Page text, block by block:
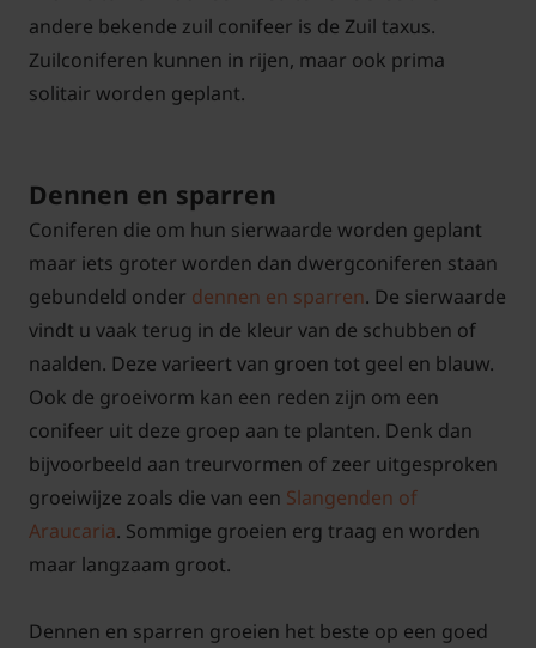
andere bekende zuil conifeer is de Zuil taxus.
Zuilconiferen kunnen in rijen, maar ook prima
solitair worden geplant.
Dennen en sparren
Coniferen die om hun sierwaarde worden geplant
maar iets groter worden dan dwergconiferen staan
gebundeld onder dennen en sparren. De sierwaarde
vindt u vaak terug in de kleur van de schubben of
naalden. Deze varieert van groen tot geel en blauw.
Ook de groeivorm kan een reden zijn om een
conifeer uit deze groep aan te planten. Denk dan
bijvoorbeeld aan treurvormen of zeer uitgesproken
groeiwijze zoals die van een Slangenden of
Araucaria. Sommige groeien erg traag en worden
maar langzaam groot.
Dennen en sparren groeien het beste op een goed